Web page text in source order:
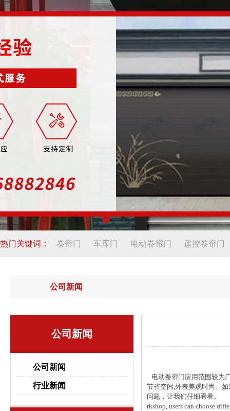
热门关键词： 卷帘门 车库门 电动卷帘门 遥控卷帘门
公司新闻
公司新闻
公司新闻
行业新闻
电动卷帘门应用范围较为
节省空间,外表美观时尚。
问题，让我们仔细看看。
rkshop, users can choose